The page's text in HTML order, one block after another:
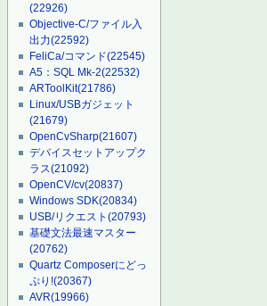
(22926)
Objective-C/ファイル入
出力(22592)
FeliCa/コマンド(22545)
A5：SQL Mk-2(22532)
ARToolKit(21786)
Linux/USBガジェット
(21679)
OpenCvSharp(21607)
デバイスセットアップク
ラス(21092)
OpenCV/cv(20837)
Windows SDK(20834)
USB/リクエスト(20793)
基礎文法最速マスター
(20762)
Quartz Composerにどっ
ぷり!(20367)
AVR(19966)